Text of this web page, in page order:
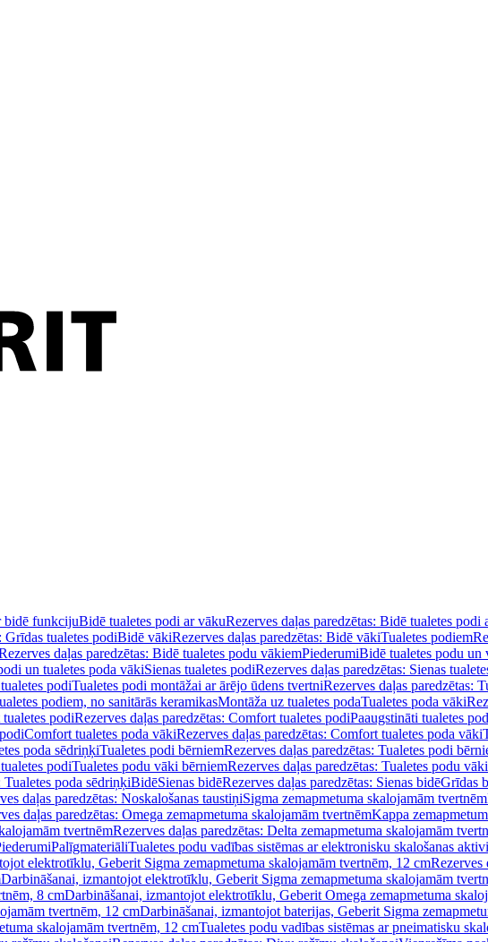
bidē funkcijuBidē tualetes podi ar vākuRezerves daļas paredzētas: Bidē tualetes podi
Grīdas tualetes podiBidē vākiRezerves daļas paredzētas: Bidē vākiTualetes podiem
daļas paredzētas: Bidē tualetes podu vākiemPiederumiBidē tualetes podu
un tualetes poda vākiSienas tualetes podiRezerves daļas paredzētas: Sienas
podiTualetes podi montāžai ar ārējo ūdens tvertniRezerves daļas paredzētas:
podiem, no sanitārās keramikasMontāža uz tualetes podaTualetes poda vāki
podiRezerves daļas paredzētas: Comfort tualetes podiPaaugstināti tualetes
Comfort tualetes poda vākiRezerves daļas paredzētas: Comfort tualetes poda vāki
poda sēdriņķiTualetes podi bērniemRezerves daļas paredzētas: Tualetes podi
podiTualetes podu vāki bērniemRezerves daļas paredzētas: Tualetes podu
Tualetes poda sēdriņķiBidēSienas bidēRezerves daļas paredzētas: Sienas bidēGrīdas
daļas paredzētas: Noskalošanas taustiņiSigma zemapmetuma skalojamām tvertnēm
daļas paredzētas: Omega zemapmetuma skalojamām tvertnēmKappa
tvertnēmRezerves daļas paredzētas: Delta zemapmetuma skalojamām
PalīgmateriāliTualetes podu vadības sistēmas ar elektronisku skalošanas
elektrotīklu, Geberit Sigma zemapmetuma skalojamām tvertnēm, 12 cmRezerves
Darbināšanai, izmantojot elektrotīklu, Geberit Sigma zemapmetuma skalojamām
8 cmDarbināšanai, izmantojot elektrotīklu, Geberit Omega zemapmetuma
tvertnēm, 12 cmDarbināšanai, izmantojot baterijas, Geberit Sigma
skalojamām tvertnēm, 12 cmTualetes podu vadības sistēmas ar pneimatisku